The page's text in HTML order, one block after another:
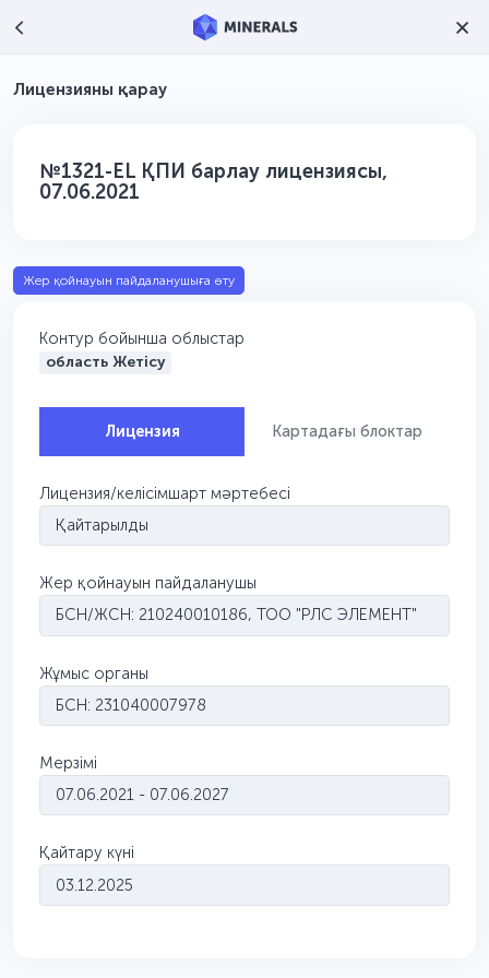
Лицензияны қарау
№1321-EL ҚПИ барлау лицензиясы,
07.06.2021
Жер қойнауын пайдаланушыға өту
Контур бойынша облыстар
область Жетісу
Лицензия Картадағы блоктар
Лицензия/келісімшарт мәртебесі
Қайтарылды
Жер қойнауын пайдаланушы
БСН/ЖСН: 210240010186, ТОО "РЛС ЭЛЕМЕНТ"
Жұмыс органы
БСН: 231040007978
Мерзімі
07.06.2021 - 07.06.2027
Қайтару күні
03.12.2025